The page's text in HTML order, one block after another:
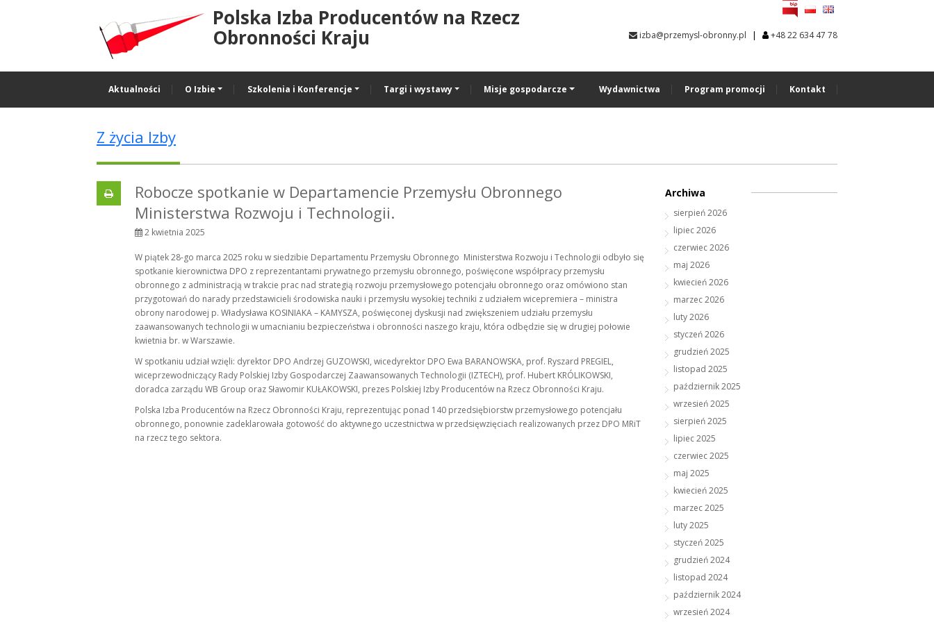
Polska Izba Producentów na Rzecz
Obronności Kraju
izba@przemysl-obronny.pl | +48 22 634 47 78
Aktualności O Izbie Szkolenia i Konferencje Targi i wystawy Misje gospodarcze Wydawnictwa Program promocji Kontakt
Z życia Izby
Robocze spotkanie w Departamencie Przemysłu Obronnego
Ministerstwa Rozwoju i Technologii.
2 kwietnia 2025
W piątek 28-go marca 2025 roku w siedzibie Departamentu Przemysłu Obronnego Ministerstwa Rozwoju i Technologii odbyło się
spotkanie kierownictwa DPO z reprezentantami prywatnego przemysłu obronnego, poświęcone współpracy przemysłu
obronnego z administracją w trakcie prac nad strategią rozwoju przemysłowego potencjału obronnego oraz omówiono stan
przygotowań do narady przedstawicieli środowiska nauki i przemysłu wysokiej techniki z udziałem wicepremiera – ministra
obrony narodowej p. Władysława KOSINIAKA – KAMYSZA, poświęconej dyskusji nad zwiększeniem udziału przemysłu
zaawansowanych technologii w umacnianiu bezpieczeństwa i obronności naszego kraju, która odbędzie się w drugiej połowie
kwietnia br. w Warszawie.
W spotkaniu udział wzięli: dyrektor DPO Andrzej GUZOWSKI, wicedyrektor DPO Ewa BARANOWSKA, prof. Ryszard PREGIEL,
wiceprzewodniczący Rady Polskiej Izby Gospodarczej Zaawansowanych Technologii (IZTECH), prof. Hubert KRÓLIKOWSKI,
doradca zarządu WB Group oraz Sławomir KUŁAKOWSKI, prezes Polskiej Izby Producentów na Rzecz Obronności Kraju.
Polska Izba Producentów na Rzecz Obronności Kraju, reprezentując ponad 140 przedsiębiorstw przemysłowego potencjału
obronnego, ponownie zadeklarowała gotowość do aktywnego uczestnictwa w przedsięwzięciach realizowanych przez DPO MRiT
na rzecz tego sektora.
Archiwa
sierpień 2026
lipiec 2026
czerwiec 2026
maj 2026
kwiecień 2026
marzec 2026
luty 2026
styczeń 2026
grudzień 2025
listopad 2025
październik 2025
wrzesień 2025
sierpień 2025
lipiec 2025
czerwiec 2025
maj 2025
kwiecień 2025
marzec 2025
luty 2025
styczeń 2025
grudzień 2024
listopad 2024
październik 2024
wrzesień 2024